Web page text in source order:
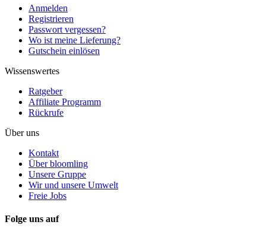
Anmelden
Registrieren
Passwort vergessen?
Wo ist meine Lieferung?
Gutschein einlösen
Wissenswertes
Ratgeber
Affiliate Programm
Rückrufe
Über uns
Kontakt
Über bloomling
Unsere Gruppe
Wir und unsere Umwelt
Freie Jobs
Folge uns auf